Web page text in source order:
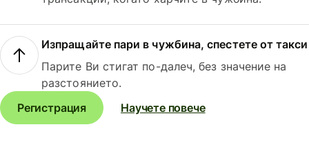
Изпращайте пари в чужбина, спестете от такси
Парите Ви стигат по-далеч, без значение на
разстоянието.
Регистрация
Научете повече